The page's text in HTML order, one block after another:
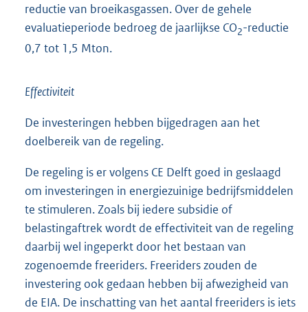
reductie van broeikasgassen. Over de gehele
evaluatieperiode bedroeg de jaarlijkse CO2-reductie
0,7 tot 1,5 Mton.
Effectiviteit
De investeringen hebben bijgedragen aan het
doelbereik van de regeling.
De regeling is er volgens CE Delft goed in geslaagd
om investeringen in energiezuinige bedrijfsmiddelen
te stimuleren. Zoals bij iedere subsidie of
belastingaftrek wordt de effectiviteit van de regeling
daarbij wel ingeperkt door het bestaan van
zogenoemde freeriders. Freeriders zouden de
investering ook gedaan hebben bij afwezigheid van
de EIA. De inschatting van het aantal freeriders is iets